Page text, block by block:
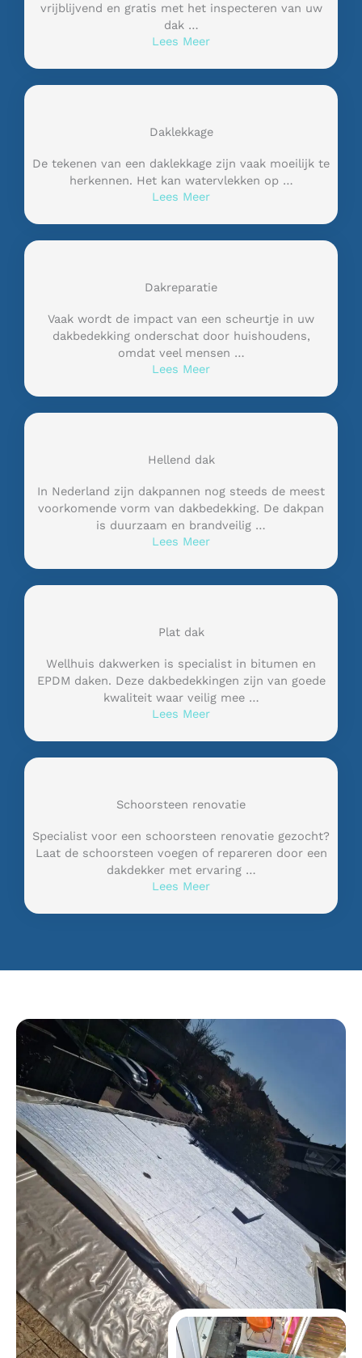
vrijblijvend en gratis met het inspecteren van uw
dak …
Lees Meer
Daklekkage
De tekenen van een daklekkage zijn vaak moeilijk te
herkennen. Het kan watervlekken op …
Lees Meer
Dakreparatie
Vaak wordt de impact van een scheurtje in uw
dakbedekking onderschat door huishoudens,
omdat veel mensen …
Lees Meer
Hellend dak
In Nederland zijn dakpannen nog steeds de meest
voorkomende vorm van dakbedekking. De dakpan
is duurzaam en brandveilig …
Lees Meer
Plat dak
Wellhuis dakwerken is specialist in bitumen en
EPDM daken. Deze dakbedekkingen zijn van goede
kwaliteit waar veilig mee …
Lees Meer
Schoorsteen renovatie
Specialist voor een schoorsteen renovatie gezocht?
Laat de schoorsteen voegen of repareren door een
dakdekker met ervaring …
Lees Meer